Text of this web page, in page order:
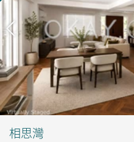
相思灣